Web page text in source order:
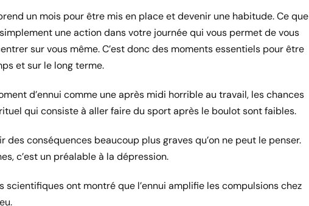
un mois pour être mis en place et devenir une habitude. Ce que
une action dans votre journée qui vous permet de vous
sur vous même. C’est donc des moments essentiels pour être
et sur le long terme.
d’ennui comme une après midi horrible au travail, les chances
qui consiste à aller faire du sport après le boulot sont faibles.
des conséquences beaucoup plus graves qu’on ne peut le penser.
c’est un préalable à la dépression.
scientifiques ont montré que l’ennui amplifie les compulsions chez